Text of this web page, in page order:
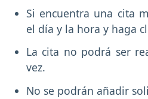
Si encuentra una cita
el día y la hora y haga
La cita no podrá ser
vez.
No se podrán añadir